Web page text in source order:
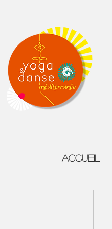
ACCUEIL